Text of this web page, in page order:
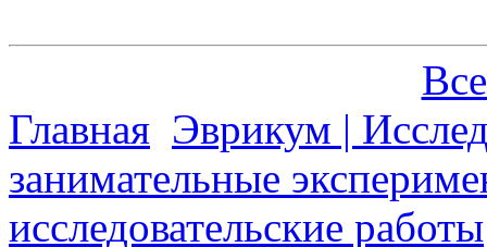
Главная Эврикум |
занимательные
исследовательские работы